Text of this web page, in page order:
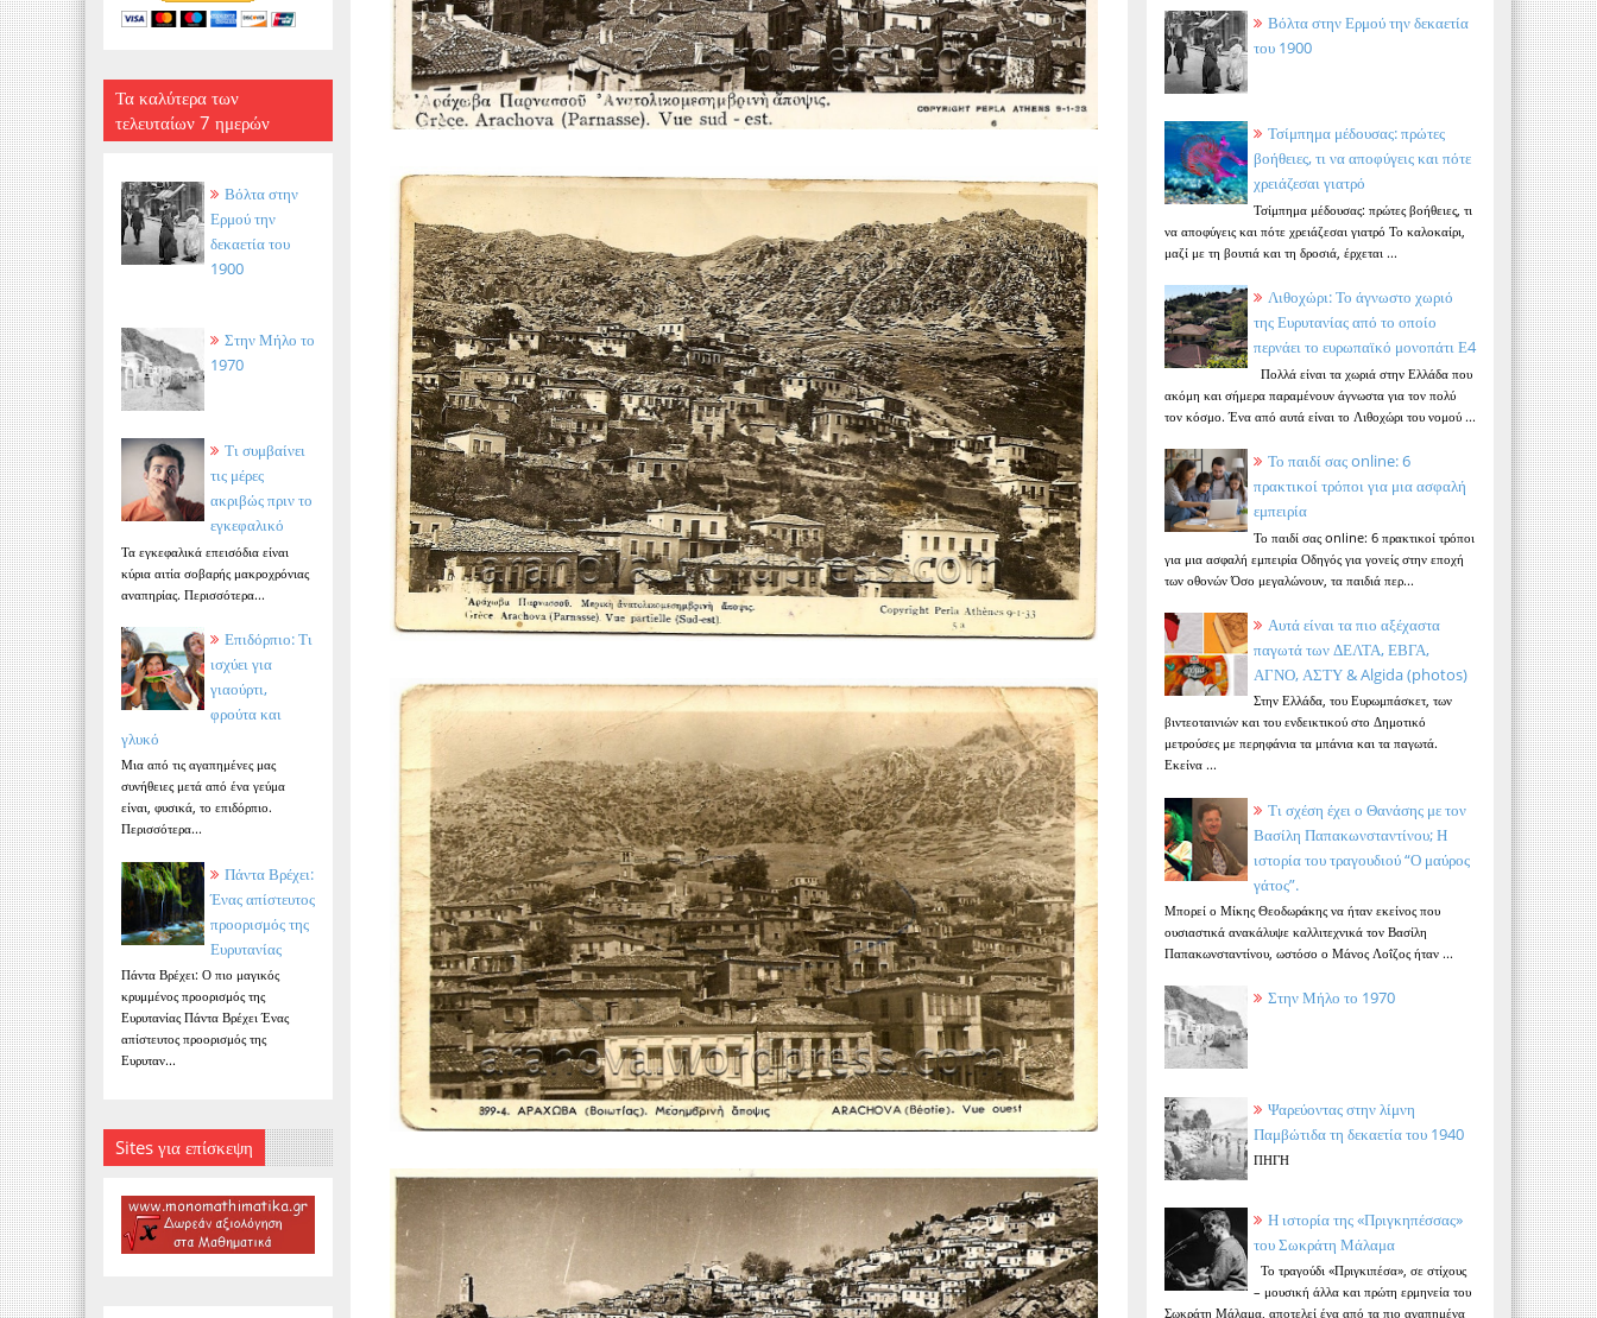
Τα καλύτερα των
τελευταίων 7 ημερών
Βόλτα στην
Ερμού την
δεκαετία του
1900
Στην Μήλο το
1970
Τι συμβαίνει
τις μέρες
ακριβώς πριν το
εγκεφαλικό
Τα εγκεφαλικά επεισόδια είναι
κύρια αιτία σοβαρής μακροχρόνιας
αναπηρίας. Περισσότερα...
Επιδόρπιο: Τι
ισχύει για
γιαούρτι,
φρούτα και
γλυκό
Μια από τις αγαπημένες μας
συνήθειες μετά από ένα γεύμα
είναι, φυσικά, το επιδόρπιο.
Περισσότερα...
Πάντα Βρέχει:
Ένας απίστευτος
προορισμός της
Ευρυτανίας
Πάντα Βρέχει: Ο πιο μαγικός
κρυμμένος προορισμός της
Ευρυτανίας Πάντα Βρέχει Ένας
απίστευτος προορισμός της
Ευρυταν...
Sites για επίσκεψη
Βόλτα στην Ερμού την δεκαετία
του 1900
Τσίμπημα μέδουσας: πρώτες
βοήθειες, τι να αποφύγεις και πότε
χρειάζεσαι γιατρό
Τσίμπημα μέδουσας: πρώτες βοήθειες, τι
να αποφύγεις και πότε χρειάζεσαι γιατρό Το καλοκαίρι,
μαζί με τη βουτιά και τη δροσιά, έρχεται ...
Λιθοχώρι: Το άγνωστο χωριό
της Ευρυτανίας από το οποίο
περνάει το ευρωπαϊκό μονοπάτι Ε4
Πολλά είναι τα χωριά στην Ελλάδα που
ακόμη και σήμερα παραμένουν άγνωστα για τον πολύ
τον κόσμο. Ένα από αυτά είναι το Λιθοχώρι του νομού ...
Το παιδί σας online: 6
πρακτικοί τρόποι για μια ασφαλή
εμπειρία
Το παιδί σας online: 6 πρακτικοί τρόποι
για μια ασφαλή εμπειρία Οδηγός για γονείς στην εποχή
των οθονών Όσο μεγαλώνουν, τα παιδιά περ...
Αυτά είναι τα πιο αξέχαστα
παγωτά των ΔΕΛΤΑ, ΕΒΓΑ,
ΑΓΝΟ, ΑΣΤΥ & Algida (photos)
Στην Ελλάδα, του Ευρωμπάσκετ, των
βιντεοταινιών και του ενδεικτικού στο Δημοτικό
μετρούσες με περηφάνια τα μπάνια και τα παγωτά.
Εκείνα ...
Τι σχέση έχει ο Θανάσης με τον
Βασίλη Παπακωνσταντίνου; Η
ιστορία του τραγουδιού “Ο μαύρος
γάτος”.
Μπορεί ο Μίκης Θεοδωράκης να ήταν εκείνος που
ουσιαστικά ανακάλυψε καλλιτεχνικά τον Βασίλη
Παπακωνσταντίνου, ωστόσο ο Μάνος Λοΐζος ήταν ...
Στην Μήλο το 1970
Ψαρεύοντας στην λίμνη
Παμβώτιδα τη δεκαετία του 1940
ΠΗΓΗ
Η ιστορία της «Πριγκηπέσσας»
του Σωκράτη Μάλαμα
Το τραγούδι «Πριγκιπέσα», σε στίχους
– μουσική άλλα και πρώτη ερμηνεία του
Σωκράτη Μάλαμα, αποτελεί ένα από τα πιο αγαπημένα